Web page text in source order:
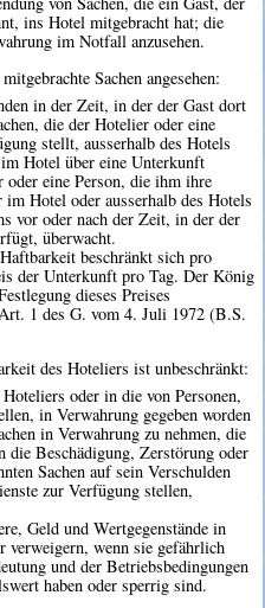
ins Hotel mitgebracht hat; die
im Notfall anzusehen.
Sachen angesehen:
in der Zeit, in der der Gast dort
die der Hotelier oder eine
stellt, ausserhalb des Hotels
Hotel über eine Unterkunft
eine Person, die ihm ihre
Hotel oder ausserhalb des Hotels
vor oder nach der Zeit, in der der
überwacht.
beschränkt sich pro
der Unterkunft pro Tag. Der König
dieses Preises
1 des G. vom 4. Juli 1972 (B.S.
des Hoteliers ist unbeschränkt:
oder in die von Personen,
in Verwahrung gegeben worden
in Verwahrung zu nehmen, die
die Beschädigung, Zerstörung oder
Sachen auf sein Verschulden
zur Verfügung stellen,
Geld und Wertgegenstände in
verweigern, wenn sie gefährlich
und der Betriebsbedingungen
haben oder sperrig sind.